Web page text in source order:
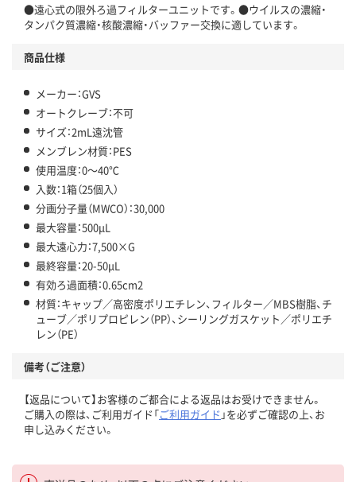
●遠心式の限外ろ過フィルターユニットです。●ウイルスの濃縮・
タンパク質濃縮・核酸濃縮・バッファー交換に適しています。
商品仕様
メーカー：GVS
オートクレーブ：不可
サイズ：2mL遠沈管
メンブレン材質：PES
使用温度：0～40℃
入数：1箱（25個入）
分画分子量（MWCO）：30,000
最大容量：500μL
最大遠心力：7,500×G
最終容量：20-50μL
有効ろ過面積：0.65cm2
材質：キャップ／高密度ポリエチレン、フィルター／MBS樹脂、チ
ューブ／ポリプロピレン（PP）、シーリングガスケット／ポリエチ
レン（PE）
備考（ご注意）
【返品について】お客様のご都合による返品はお受けできません。
ご購入の際は、ご利用ガイド「ご利用ガイド 」を必ずご確認の上、お
申し込みください。